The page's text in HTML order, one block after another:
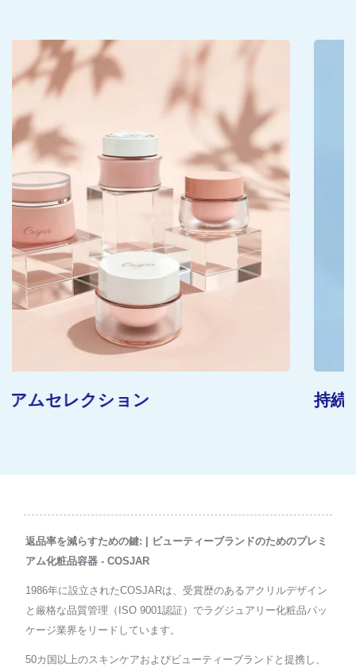
持続可能なコンセプト
返品率を減らすための鍵: | ビューティーブランドのためのプレミ
アム化粧品容器 - COSJAR
1986年に設立されたCOSJARは、受賞歴のあるアクリルデザイン
と厳格な品質管理（ISO 9001認証）でラグジュアリー化粧品パッ
ケージ業界をリードしています。
50カ国以上のスキンケアおよびビューティーブランドと提携し、